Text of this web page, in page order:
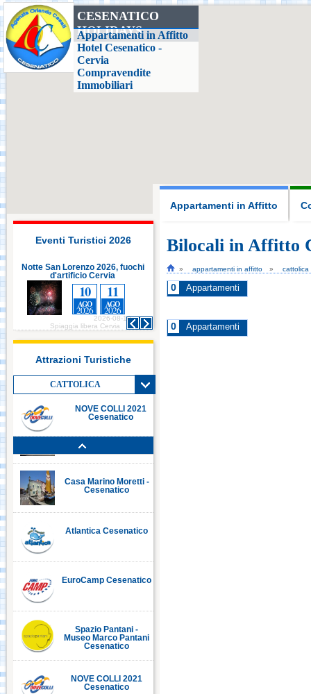
CESENATICO
HOLIDAYS
Appartamenti in Affitto
Hotel Cesenatico -
Cervia
Compravendite
Immobiliari
Appartamenti in Affitto
Eventi Turistici 2026
Notte San Lorenzo 2026, fuochi
d'artificio Cervia
10
AGO
2026
11
AGO
2026
2026-08-10
Spiaggia libera Cervia
Attrazioni Turistiche
CATTOLICA
NOVE COLLI 2021
Cesenatico
Mirabilandia Ravenna
Aquafan Riccione
Italia in Miniatura -
Le Navi Acquario -
Cattolica
Porto Canale Cervia
Porto Canale
Cesenatico
Cesenatico
Museo Marco Pantani
Cesenatico
Cesenatico
Bilocali in Affitto
appartamenti in affitto cattolica
0 Appartamenti
0 Appartamenti